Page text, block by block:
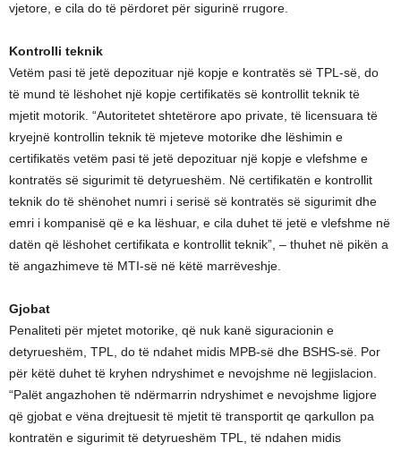
vjetore, e cila do të përdoret për sigurinë rrugore.
Kontrolli teknik
Vetëm pasi të jetë depozituar një kopje e kontratës së TPL-së, do
të mund të lëshohet një kopje certifikatës së kontrollit teknik të
mjetit motorik. “Autoritetet shtetërore apo private, të licensuara të
kryejnë kontrollin teknik të mjeteve motorike dhe lëshimin e
certifikatës vetëm pasi të jetë depozituar një kopje e vlefshme e
kontratës së sigurimit të detyrueshëm. Në certifikatën e kontrollit
teknik do të shënohet numri i serisë së kontratës së sigurimit dhe
emri i kompanisë që e ka lëshuar, e cila duhet të jetë e vlefshme në
datën që lëshohet certifikata e kontrollit teknik”, – thuhet në pikën a
të angazhimeve të MTI-së në këtë marrëveshje.
Gjobat
Penaliteti për mjetet motorike, që nuk kanë siguracionin e
detyrueshëm, TPL, do të ndahet midis MPB-së dhe BSHS-së. Por
për këtë duhet të kryhen ndryshimet e nevojshme në legjislacion.
“Palët angazhohen të ndërmarrin ndryshimet e nevojshme ligjore
që gjobat e vëna drejtuesit të mjetit të transportit qe qarkullon pa
kontratën e sigurimit të detyrueshëm TPL, të ndahen midis